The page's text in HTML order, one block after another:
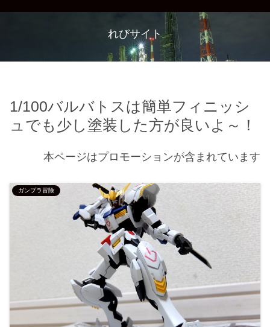
れびサイト
1/100バルバトスは簡単フィニッシ
ュでも少し塗装した方が良いよ～！
本ページはプロモーションが含まれています
ガンプラ冒険